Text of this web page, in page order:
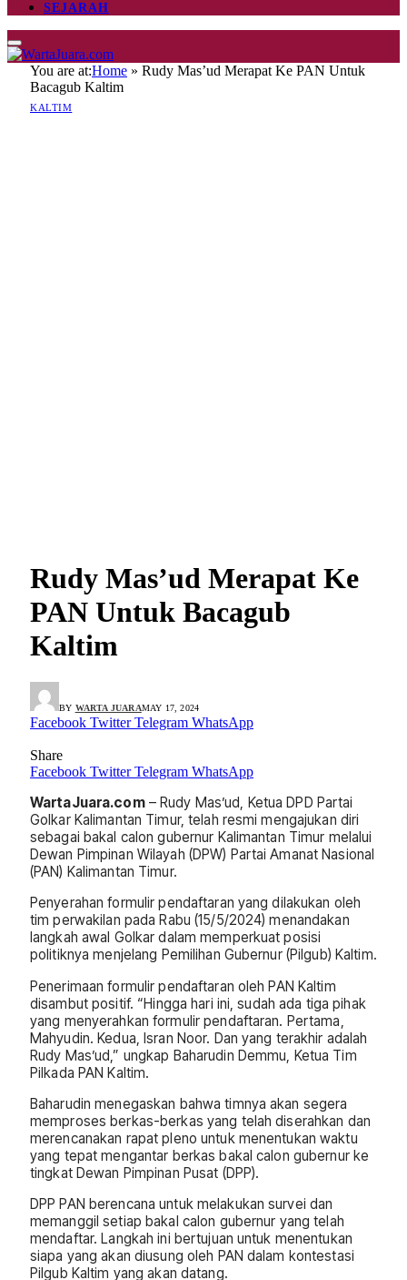
SEJARAH
You are at:Home » Rudy Mas’ud Merapat Ke PAN Untuk
Bacagub Kaltim
KALTIM
Rudy Mas’ud Merapat Ke
PAN Untuk Bacagub
Kaltim
BY WARTA JUARAMAY 17, 2024
Facebook Twitter Telegram WhatsApp
Share
Facebook Twitter Telegram WhatsApp
WartaJuara.com– Rudy Mas’ud, Ketua DPD Partai
Golkar Kalimantan Timur, telah resmi mengajukan diri
sebagai bakal calon gubernur Kalimantan Timur melalui
Dewan Pimpinan Wilayah (DPW) Partai Amanat Nasional
(PAN) Kalimantan Timur.
Penyerahan formulir pendaftaran yang dilakukan oleh
tim perwakilan pada Rabu (15/5/2024) menandakan
langkah awal Golkar dalam memperkuat posisi
politiknya menjelang Pemilihan Gubernur (Pilgub) Kaltim.
Penerimaan formulir pendaftaran oleh PAN Kaltim
disambut positif. “Hingga hari ini, sudah ada tiga pihak
yang menyerahkan formulir pendaftaran. Pertama,
Mahyudin. Kedua, Isran Noor. Dan yang terakhir adalah
Rudy Mas’ud,” ungkap Baharudin Demmu, Ketua Tim
Pilkada PAN Kaltim.
Baharudin menegaskan bahwa timnya akan segera
memproses berkas-berkas yang telah diserahkan dan
merencanakan rapat pleno untuk menentukan waktu
yang tepat mengantar berkas bakal calon gubernur ke
tingkat Dewan Pimpinan Pusat (DPP).
DPP PAN berencana untuk melakukan survei dan
memanggil setiap bakal calon gubernur yang telah
mendaftar. Langkah ini bertujuan untuk menentukan
siapa yang akan diusung oleh PAN dalam kontestasi
Pilgub Kaltim yang akan datang.